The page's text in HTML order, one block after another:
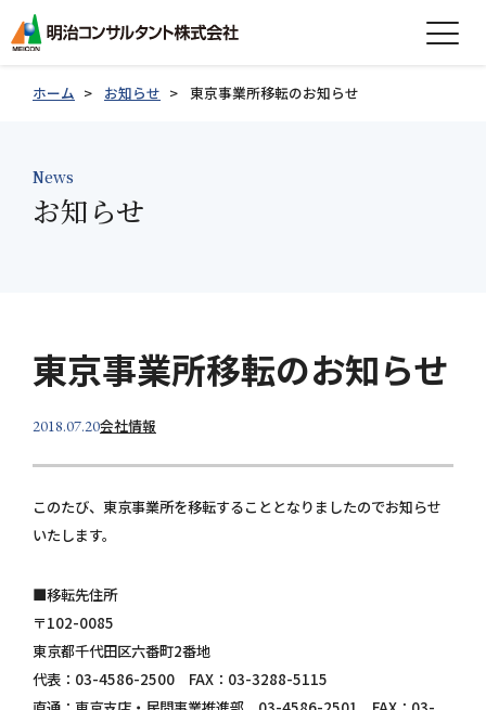
会社情報
製品紹介
グループ会社採用情報
お知らせ
ホーム お知らせ 東京事業所移転のお知らせ
News
お知らせ
東京事業所移転のお知らせ
2018.07.20会社情報
このたび、東京事業所を移転することとなりましたのでお知らせ
いたします。
■移転先住所
〒102-0085
東京都千代田区六番町2番地
代表：03-4586-2500 FAX：03-3288-5115